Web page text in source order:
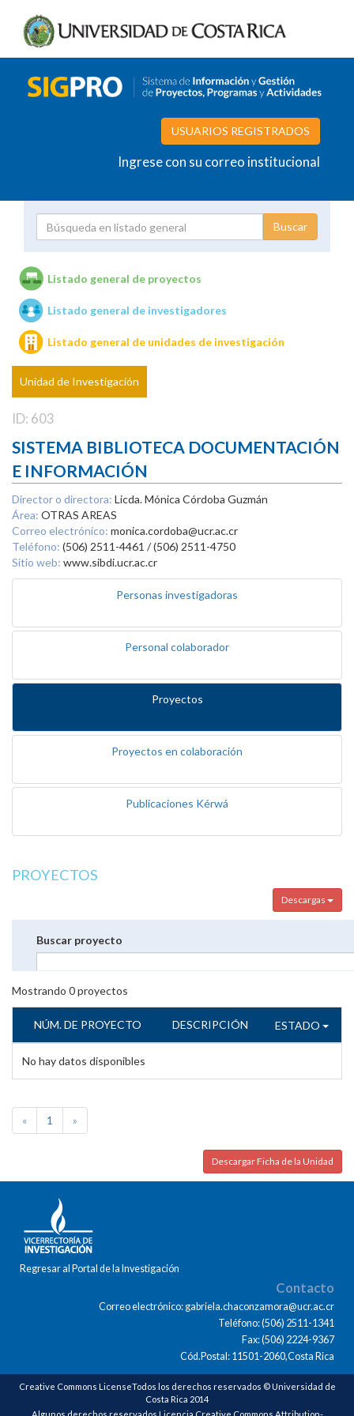
USUARIOS REGISTRADOS
Ingrese con su correo institucional
Unidades de investigación
Listado general de proyectos
Listado general de investigadores
Listado general de unidades de investigación
Unidad de Investigación
ID: 603
SISTEMA BIBLIOTECA DOCUMENTACIÓN
E INFORMACIÓN
Director o directora: Licda. Mónica Córdoba Guzmán
Área: OTRAS AREAS
Correo electrónico: monica.cordoba@ucr.ac.cr
Teléfono: (506) 2511-4461 / (506) 2511-4750
Sitio web: www.sibdi.ucr.ac.cr
Personas investigadoras
Personal colaborador
Proyectos
Proyectos en colaboración
Publicaciones Kérwá
PROYECTOS
Descargas
Buscar proyecto
Mostrando 0proyectos
NÚM. DE PROYECTO DESCRIPCIÓN ESTADO
No hay datos disponibles
« 1 »
Descargar Ficha de la Unidad
Regresar al Portal de la Investigación
Contacto
Correo electrónico: gabriela.chaconzamora@ucr.ac.cr
Teléfono: (506) 2511-1341
Fax: (506) 2224-9367
Cód.Postal: 11501-2060,Costa Rica
Creative Commons LicenseTodos los derechos reservados © Universidad de
Costa Rica 2014